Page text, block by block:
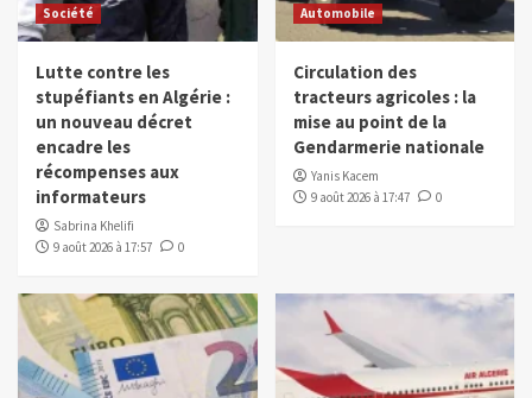
Société
Lutte contre les
stupéfiants en Algérie :
un nouveau décret
encadre les
récompenses aux
informateurs
Sabrina Khelifi
9 août 2026 à 17:57
0
Automobile
Circulation des
tracteurs agricoles : la
mise au point de la
Gendarmerie nationale
Yanis Kacem
9 août 2026 à 17:47
0